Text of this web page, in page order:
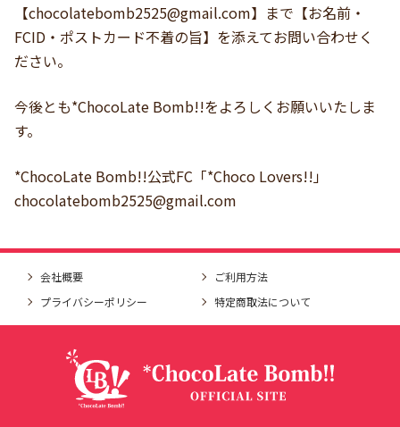
【chocolatebomb2525@gmail.com】まで【お名前・
FCID・ポストカード不着の旨】を添えてお問い合わせく
ださい。
今後とも*ChocoLate Bomb!!をよろしくお願いいたしま
す。
*ChocoLate Bomb!!公式FC「*Choco Lovers!!」
chocolatebomb2525@gmail.com
会社概要
ご利用方法
プライバシーポリシー
特定商取法について